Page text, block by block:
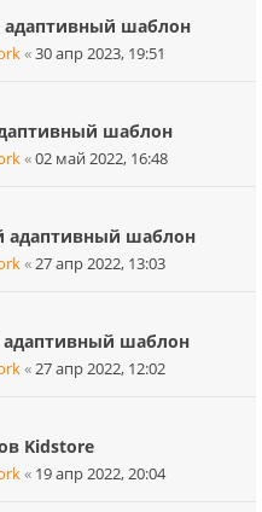
адаптивный шаблон
«30 апр 2023, 19:51
шаблон
«02 май 2022, 16:48
адаптивный шаблон
«27 апр 2022, 13:03
адаптивный шаблон
«27 апр 2022, 12:02
Kidstore
« 19 апр 2022, 20:04